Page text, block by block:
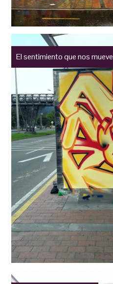
El sentimiento que nos mueve